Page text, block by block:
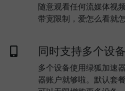
随意观看任何流媒体视
带宽限制，爱怎么看就怎
同时支持多个设备
多个设备使用绿狐加速
器账户就够啦。默认套